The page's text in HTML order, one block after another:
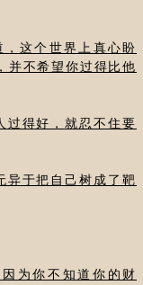
，这个世界上真心盼
并不希望你过得比他
过得好，就忍不住要
异于把自己树成了靶
为你不知道你的财